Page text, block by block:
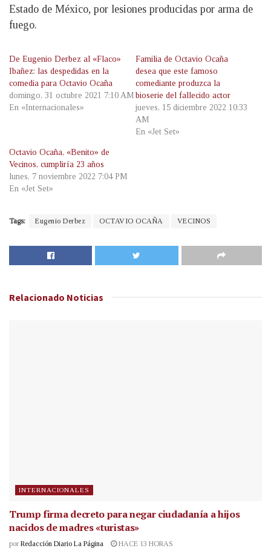
Estado de México, por lesiones producidas por arma de
fuego.
De Eugenio Derbez al «Flaco»
Ibañez: las despedidas en la
comedia para Octavio Ocaña
domingo, 31 octubre 2021 7:10 AM
En «Internacionales»
Familia de Octavio Ocaña
desea que este famoso
comediante produzca la
bioserie del fallecido actor
jueves, 15 diciembre 2022 10:33
AM
En «Jet Set»
Octavio Ocaña, «Benito» de
Vecinos, cumpliría 23 años
lunes, 7 noviembre 2022 7:04 PM
En «Jet Set»
Tags: Eugenio Derbez OCTAVIO OCAÑA VECINOS
Relacionado Noticias
INTERNACIONALES
Trump firma decreto para negar ciudadanía a hijos
nacidos de madres «turistas»
por Redacción Diario La Página HACE 13 HORAS